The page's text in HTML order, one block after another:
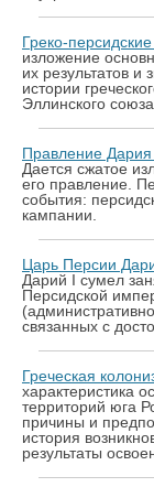
Греко-
изложение
их результатов
истории
Эллинского
Правление Дария
Дается сжатое
его правление.
события:
кампании.
Царь Персии
Дарий I сумел
Персидской
связанных с
Греческая
характеристика
территорий юга
причины и
история
результаты